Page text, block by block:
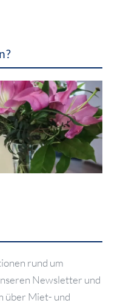
rund um
Newsletter und
über Miet- und